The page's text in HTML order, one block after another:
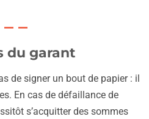
du garant
de signer un bout de papier : il
En cas de défaillance de
s’acquitter des sommes